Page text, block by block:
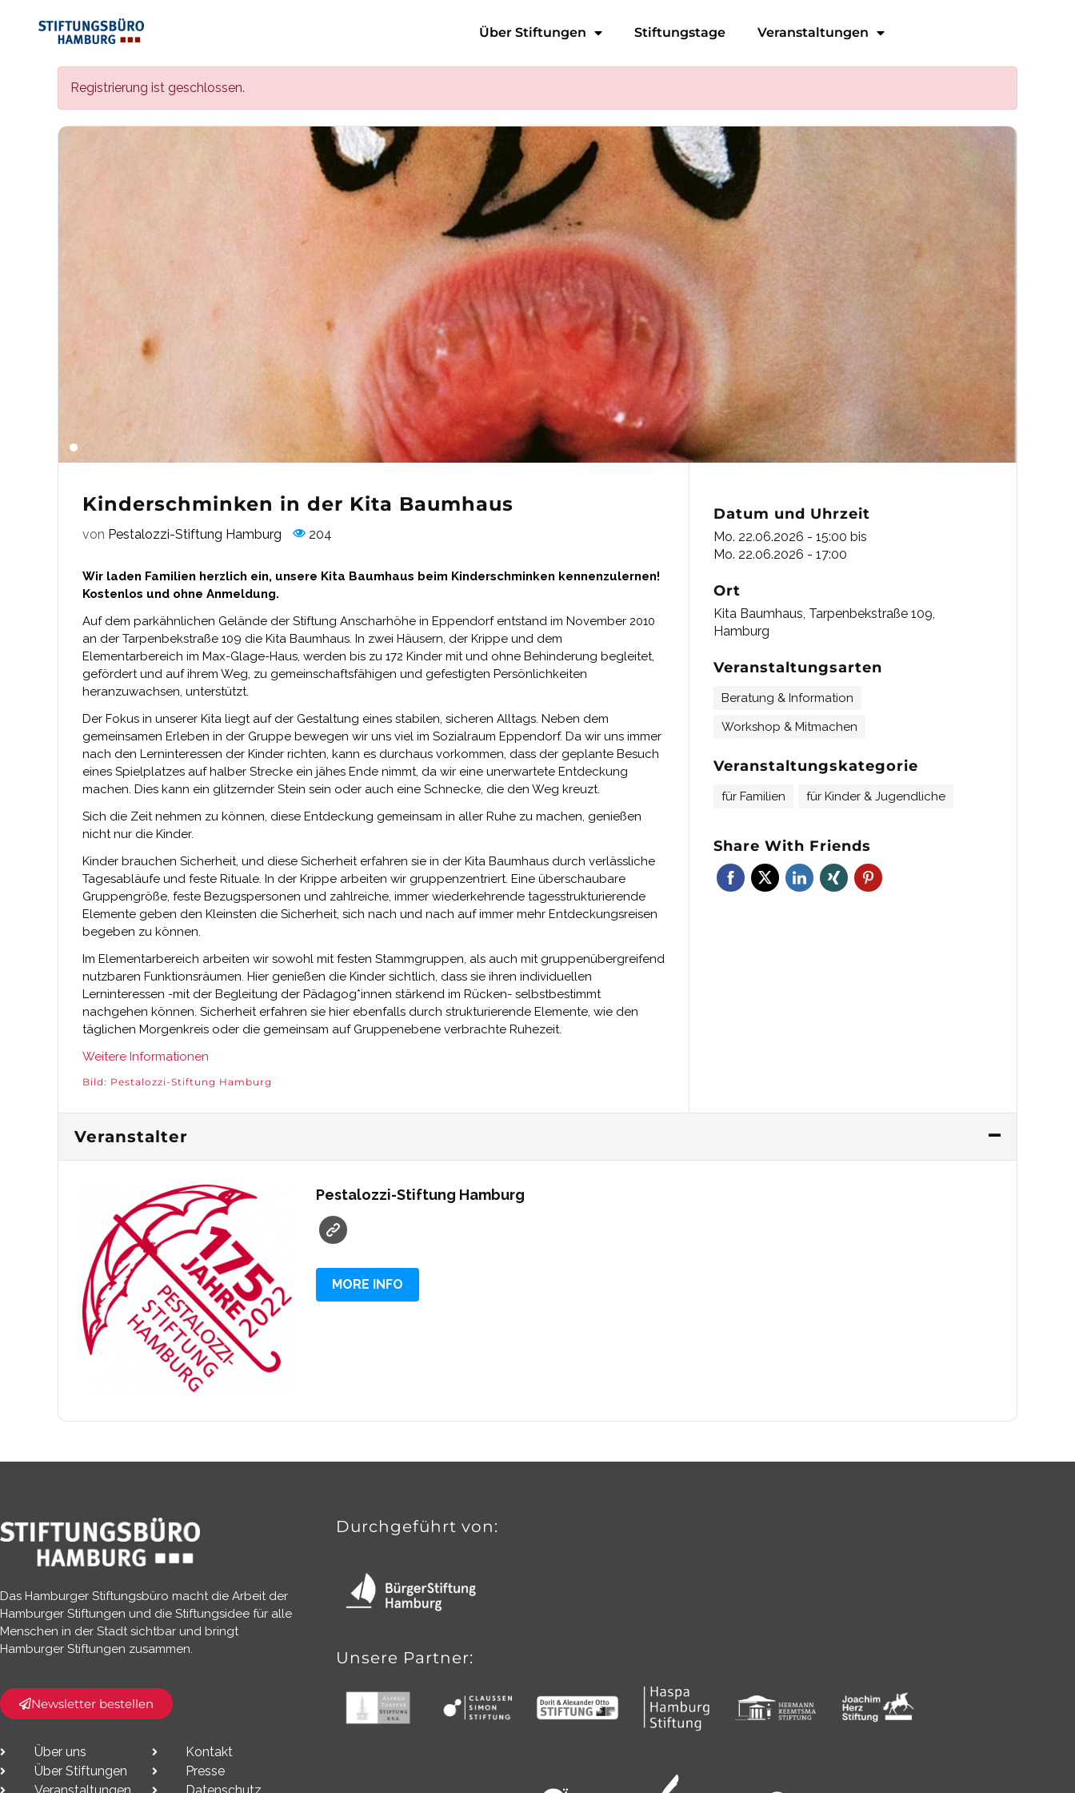
Über Stiftungen Stiftungstage Veranstaltungen
Registrierung ist geschlossen.
Kinderschminken in der Kita Baumhaus
von Pestalozzi-Stiftung Hamburg 204
Wir laden Familien herzlich ein, unsere Kita Baumhaus beim Kinderschminken kennenzulernen!
Kostenlos und ohne Anmeldung.
Auf dem parkähnlichen Gelände der Stiftung Anscharhöhe in Eppendorf entstand im November 2010
an der Tarpenbekstraße 109 die Kita Baumhaus. In zwei Häusern, der Krippe und dem
Elementarbereich im Max-Glage-Haus, werden bis zu 172 Kinder mit und ohne Behinderung begleitet,
gefördert und auf ihrem Weg, zu gemeinschaftsfähigen und gefestigten Persönlichkeiten
heranzuwachsen, unterstützt.
Der Fokus in unserer Kita liegt auf der Gestaltung eines stabilen, sicheren Alltags. Neben dem
gemeinsamen Erleben in der Gruppe bewegen wir uns viel im Sozialraum Eppendorf. Da wir uns immer
nach den Lerninteressen der Kinder richten, kann es durchaus vorkommen, dass der geplante Besuch
eines Spielplatzes auf halber Strecke ein jähes Ende nimmt, da wir eine unerwartete Entdeckung
machen. Dies kann ein glitzernder Stein sein oder auch eine Schnecke, die den Weg kreuzt.
Sich die Zeit nehmen zu können, diese Entdeckung gemeinsam in aller Ruhe zu machen, genießen
nicht nur die Kinder.
Kinder brauchen Sicherheit, und diese Sicherheit erfahren sie in der Kita Baumhaus durch verlässliche
Tagesabläufe und feste Rituale. In der Krippe arbeiten wir gruppenzentriert. Eine überschaubare
Gruppengröße, feste Bezugspersonen und zahlreiche, immer wiederkehrende tagesstrukturierende
Elemente geben den Kleinsten die Sicherheit, sich nach und nach auf immer mehr Entdeckungsreisen
begeben zu können.
Im Elementarbereich arbeiten wir sowohl mit festen Stammgruppen, als auch mit gruppenübergreifend
nutzbaren Funktionsräumen. Hier genießen die Kinder sichtlich, dass sie ihren individuellen
Lerninteressen -mit der Begleitung der Pädagog*innen stärkend im Rücken- selbstbestimmt
nachgehen können. Sicherheit erfahren sie hier ebenfalls durch strukturierende Elemente, wie den
täglichen Morgenkreis oder die gemeinsam auf Gruppenebene verbrachte Ruhezeit.
Weitere Informationen
Bild: Pestalozzi-Stiftung Hamburg
Datum und Uhrzeit
Mo. 22.06.2026 - 15:00 bis
Mo. 22.06.2026 - 17:00
Ort
Kita Baumhaus, Tarpenbekstraße 109,
Hamburg
Veranstaltungsarten
Beratung & Information
Workshop & Mitmachen
Veranstaltungskategorie
für Familien für Kinder & Jugendliche
Share With Friends
Veranstalter
Pestalozzi-Stiftung Hamburg
MORE INFO
Das Hamburger Stiftungsbüro macht die Arbeit der
Hamburger Stiftungen und die Stiftungsidee für alle
Menschen in der Stadt sichtbar und bringt
Hamburger Stiftungen zusammen.​
Newsletter bestellen
Über uns
Über Stiftungen
Kontakt
Presse
Durchgeführt von:
Unsere Partner: